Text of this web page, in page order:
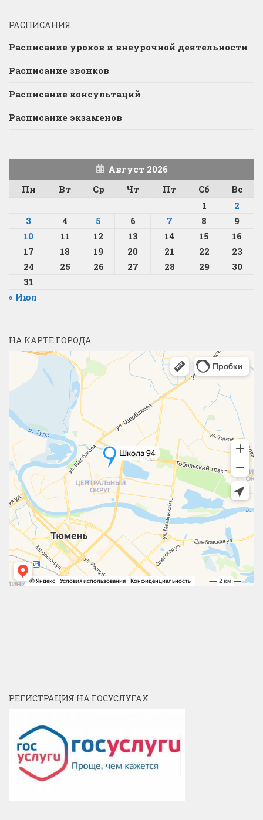
РАСПИСАНИЯ
Расписание уроков и внеурочной деятельности
Расписание звонков
Расписание консультаций
Расписание экзаменов
Август 2026
Пн
Вт Ср Чт Пт Сб
Вс
1
2
3
4 5 6 7 8
9
10
11 12 13 14 15
16
17
18 19 20 21 22
23
24
25 26 27 28 29
30
31
« Июл
НА КАРТЕ ГОРОДА
РЕГИСТРАЦИЯ НА ГОСУСЛУГАХ